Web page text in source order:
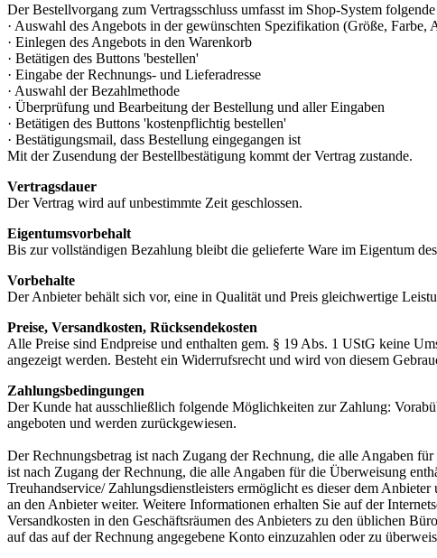
Der Bestellvorgang zum Vertragsschluss umfasst im Shop-System
· Auswahl des Angebots in der gewünschten Spezifikation (Größe, Farbe,
· Einlegen des Angebots in den Warenkorb
· Betätigen des Buttons 'bestellen'
· Eingabe der Rechnungs- und Lieferadresse
· Auswahl der Bezahlmethode
· Überprüfung und Bearbeitung der Bestellung und aller Eingaben
· Betätigen des Buttons 'kostenpflichtig bestellen'
· Bestätigungsmail, dass Bestellung eingegangen ist
Mit der Zusendung der Bestellbestätigung kommt der Vertrag zustande.
Vertragsdauer
Der Vertrag wird auf unbestimmte Zeit geschlossen.
Eigentumsvorbehalt
Bis zur vollständigen Bezahlung bleibt die gelieferte Ware im Eigentum
Vorbehalte
Der Anbieter behält sich vor, eine in Qualität und Preis gleichwertige
Preise, Versandkosten, Rücksendekosten
Alle Preise sind Endpreise und enthalten gem. § 19 Abs. 1 UStG keine
angezeigt werden. Besteht ein Widerrufsrecht und wird von diesem
Zahlungsbedingungen
Der Kunde hat ausschließlich folgende Möglichkeiten zur Zahlung:
angeboten und werden zurückgewiesen.
Der Rechnungsbetrag ist nach Zugang der Rechnung, die alle Angaben
ist nach Zugang der Rechnung, die alle Angaben für die Überweisung
Treuhandservice/ Zahlungsdienstleisters ermöglicht es dieser dem
an den Anbieter weiter. Weitere Informationen erhalten Sie auf der
Versandkosten in den Geschäftsräumen des Anbieters zu den üblichen
auf das auf der Rechnung angegebene Konto einzuzahlen oder zu